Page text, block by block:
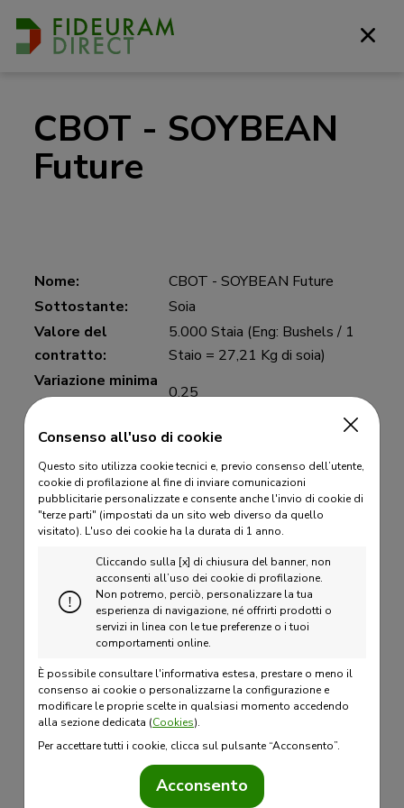
CBOT - SOYBEAN
Future
Nome:
CBOT - SOYBEAN Future
Sottostante:
Soia
Valore del
contratto:
5.000 Staia (Eng: Bushels / 1
Staio = 27,21 Kg di soia)
Variazione minima
di prezzo (Tick):
0,25
Valore Tick:
12,5 $
Scadenze
quotate:
Consulta il calendario del
mercato
negoziazione:
Il giorno di borsa aperta
calendario del mese di
riferimento
Regolamento:
Consegna fisica del
sottostante*
Primo giorno di
notifica:
Ultimo giorno di Borsa aperta
del mese precedente a quello
di scadenza
S** (S + mese +
anno).Visualizza tabella codici
mensili
Consenso all'uso di cookie
Questo sito utilizza cookie tecnici e, previo consenso dell’utente,
cookie di profilazione al fine di inviare comunicazioni
pubblicitarie personalizzate e consente anche l'invio di cookie di
"terze parti" (impostati da un sito web diverso da quello
visitato). L'uso dei cookie ha la durata di 1 anno.
Cliccando sulla [x] di chiusura del banner, non
acconsenti all’uso dei cookie di profilazione.
Non potremo, perciò, personalizzare la tua
esperienza di navigazione, né offrirti prodotti o
servizi in linea con le tue preferenze o i tuoi
comportamenti online.
È possibile consultare l'informativa estesa, prestare o meno il
consenso ai cookie o personalizzarne la configurazione e
modificare le proprie scelte in qualsiasi momento accedendo
alla sezione dedicata (Cookies).
Per accettare tutti i cookie, clicca sul pulsante “Acconsento”.
Acconsento